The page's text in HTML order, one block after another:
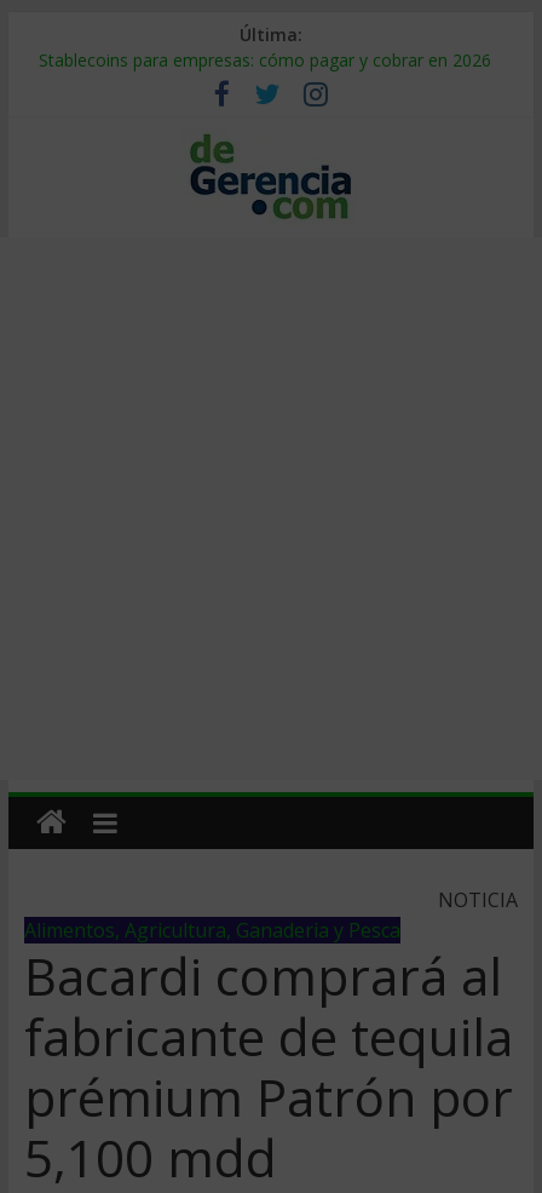
Última:
Stablecoins para empresas: cómo pagar y cobrar en 2026
Despido silencioso: qué es y por qué sale tan caro
IA en selección de personal: cómo auditarla a tiempo
Trabajo forzoso en la cadena de suministro: qué hacer
Mercado hispano de EE. UU.: cómo segmentarlo y venderle
NOTICIA
Alimentos, Agricultura, Ganaderia y Pesca
Bacardi comprará al
fabricante de tequila
prémium Patrón por
5,100 mdd